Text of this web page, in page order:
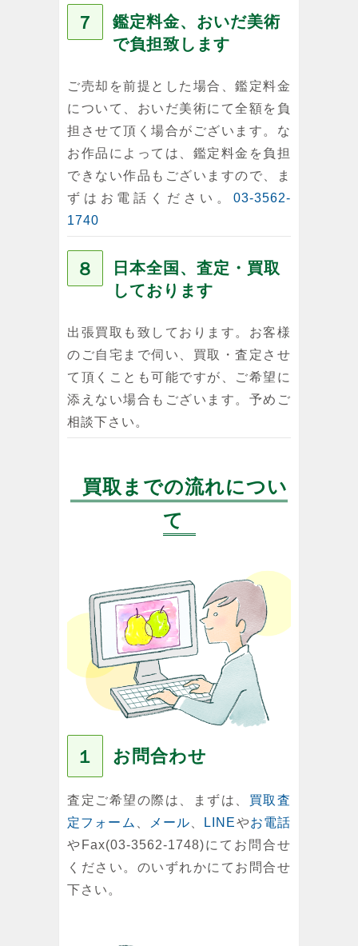
７
鑑定料金、おいだ美術
で負担致します
ご売却を前提とした場合、鑑定料金
について、おいだ美術にて全額を負
担させて頂く場合がございます。な
お作品によっては、鑑定料金を負担
できない作品もございますので、ま
ずはお電話ください。 03-3562-
1740
８
日本全国、査定・買取
しております
出張買取も致しております。お客様
のご自宅まで伺い、買取・査定させ
て頂くことも可能ですが、ご希望に
添えない場合もございます。予めご
相談下さい。
買取までの流れについ
て
１ お問合わせ
査定ご希望の際は、まずは、 買取査
定フォーム
メール LINEやお電話
やFax(03-3562-1748)にてお問合せ
ください。のいずれかにてお問合せ
下さい。